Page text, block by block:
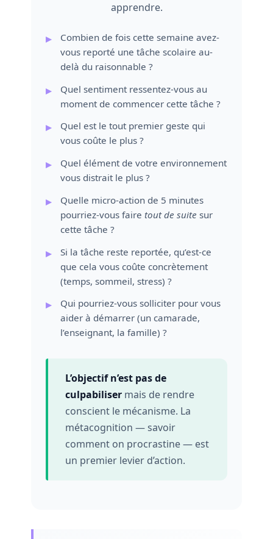
apprendre.
Combien de fois cette semaine avez-
vous reporté une tâche scolaire au-
delà du raisonnable ?
Quel sentiment ressentez-vous au
moment de commencer cette tâche ?
Quel est le tout premier geste qui
vous coûte le plus ?
Quel élément de votre environnement
vous distrait le plus ?
Quelle micro-action de 5 minutes
pourriez-vous faire tout de suite sur
cette tâche ?
Si la tâche reste reportée, qu’est-ce
que cela vous coûte concrètement
(temps, sommeil, stress) ?
Qui pourriez-vous solliciter pour vous
aider à démarrer (un camarade,
l’enseignant, la famille) ?
L’objectif n’est pas de
culpabilisermais de rendre
conscient le mécanisme. La
métacognition — savoir
comment on procrastine — est
un premier levier d’action.